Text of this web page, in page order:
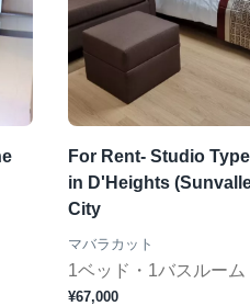
For Rent- Studio
in D'Heights
City
マバラカット
1ベッド・1バスルーム
¥67,000